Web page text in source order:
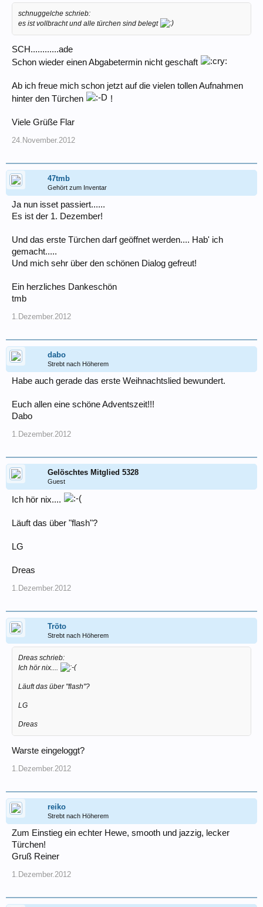
schnuggelche schrieb:
es ist vollbracht und alle türchen sind belegt
SCH............ade
Schon wieder einen Abgabetermin nicht geschaft
Ab ich freue mich schon jetzt auf die vielen tollen Aufnahmen
hinter den Türchen
!
Viele Grüße Flar
24.November.2012
47tmb
Gehört zum Inventar
Ja nun isset passiert......
Es ist der 1. Dezember!
Und das erste Türchen darf geöffnet werden.... Hab' ich
gemacht.....
Und mich sehr über den schönen Dialog gefreut!
Ein herzliches Dankeschön
tmb
1.Dezember.2012
dabo
Strebt nach Höherem
Habe auch gerade das erste Weihnachtslied bewundert.
Euch allen eine schöne Adventszeit!!!
Dabo
1.Dezember.2012
Gelöschtes Mitglied 5328
Guest
Ich hör nix....
Läuft das über "flash"?
LG
Dreas
1.Dezember.2012
Tröto
Strebt nach Höherem
Dreas schrieb:
Ich hör nix....
Läuft das über "flash"?
LG
Dreas
Warste eingeloggt?
1.Dezember.2012
reiko
Strebt nach Höherem
Zum Einstieg ein echter Hewe, smooth und jazzig, lecker
Türchen!
Gruß Reiner
1.Dezember.2012